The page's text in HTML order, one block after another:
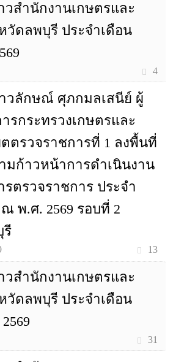
สำนักงานเกษตรและ
ดลพบุรี ประจำเดือน
4
วลักษณ์ ศุภกมลเสนีย์ ผู้
รกระทรวงเกษตรและ
ตรวจราชการที่ 1 ลงพื้นที่
มก้าวหน้าการดำเนินงาน
ตรวจราชการ ประจำ
พ.ศ. 2569 รอบที่ 2
รี
13
สำนักงานเกษตรและ
ดลพบุรี ประจำเดือน
31